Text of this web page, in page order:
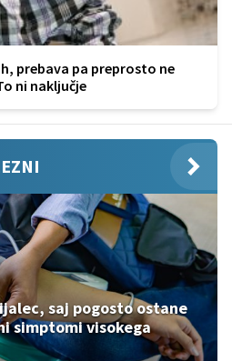
prebava pa preprosto ne
ni naključje
saj pogosto ostane
simptomi visokega